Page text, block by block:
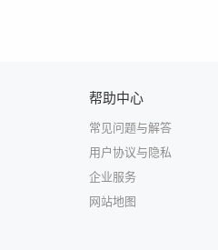
帮助中心
常见问题与解答
用户协议与隐私
企业服务
网站地图